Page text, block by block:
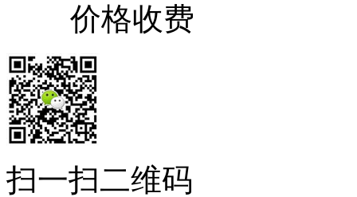
价格收费
扫一扫二维码